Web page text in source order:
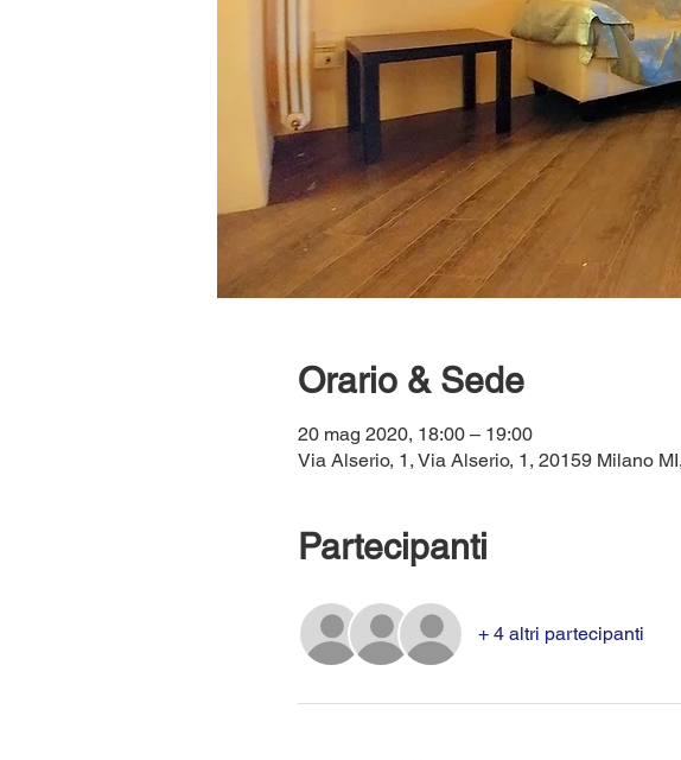
Orario & Sede
20 mag 2020, 18:00 – 19:00
Via Alserio, 1, Via Alserio, 1, 20159 Milano
Partecipanti
+ 4 altri partecipanti